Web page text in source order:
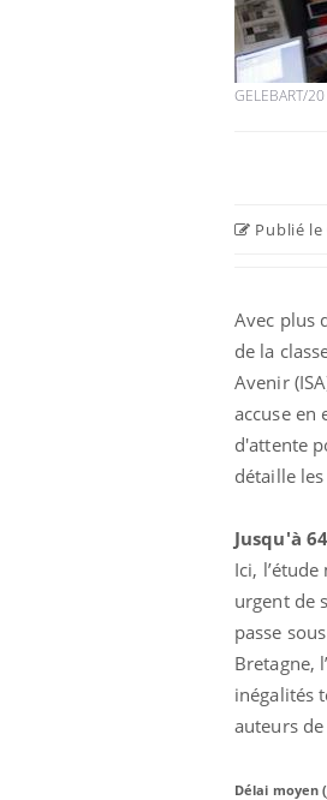
GELEBART/
Publié le
Avec plus
de la
Avenir
accuse en
d'attente
détaille
Jusqu'à
Ici,
urgent de
passe
Bretagne,
inégalités
auteurs
Délai moyen
Les
Eczéma
expliquer ma
Il y a des sujets qui
d'autres non ! D'un